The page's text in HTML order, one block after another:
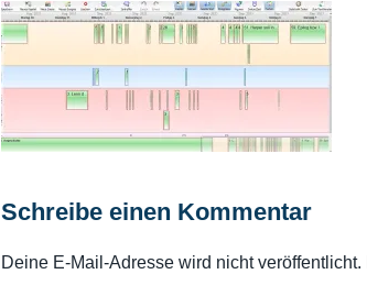
Schreibe einen Kommentar
Deine E-Mail-Adresse wird nicht veröffentlicht.